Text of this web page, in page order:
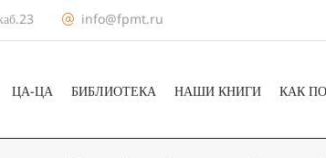
info@fpmt.ru
ЦА-ЦА БИБЛИОТЕКА НАШИ КНИГИ КАК